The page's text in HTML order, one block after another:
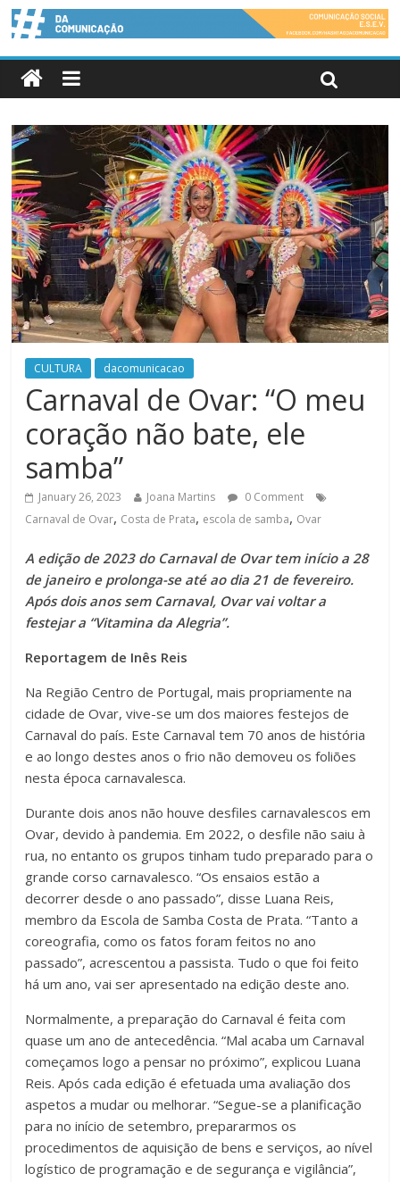
CULTURA dacomunicacao
Carnaval de Ovar: “O meu
coração não bate, ele
samba”
January 26, 2023 Joana Martins
0 Comment
Carnaval de Ovar, Costa de Prata, escola de samba, Ovar
A edição de 2023 do Carnaval de Ovar tem início a 28
de janeiro e prolonga-se até ao dia 21 de fevereiro.
Após dois anos sem Carnaval, Ovar vai voltar a
festejar a “Vitamina da Alegria”.
Reportagem de Inês Reis
Na Região Centro de Portugal, mais propriamente na
cidade de Ovar, vive-se um dos maiores festejos de
Carnaval do país. Este Carnaval tem 70 anos de história
e ao longo destes anos o frio não demoveu os foliões
nesta época carnavalesca.
Durante dois anos não houve desfiles carnavalescos em
Ovar, devido à pandemia. Em 2022, o desfile não saiu à
rua, no entanto os grupos tinham tudo preparado para o
grande corso carnavalesco. “Os ensaios estão a
decorrer desde o ano passado”, disse Luana Reis,
membro da Escola de Samba Costa de Prata. “Tanto a
coreografia, como os fatos foram feitos no ano
passado”, acrescentou a passista. Tudo o que foi feito
há um ano, vai ser apresentado na edição deste ano.
Normalmente, a preparação do Carnaval é feita com
quase um ano de antecedência. “Mal acaba um Carnaval
começamos logo a pensar no próximo”, explicou Luana
Reis. Após cada edição é efetuada uma avaliação dos
aspetos a mudar ou melhorar. “Segue-se a planificação
para no início de setembro, prepararmos os
procedimentos de aquisição de bens e serviços, ao nível
logístico de programação e de segurança e vigilância”,